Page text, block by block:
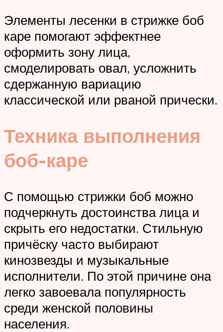
Элементы лесенки в стрижке боб
каре помогают эффектнее
оформить зону лица,
смоделировать овал, усложнить
сдержанную вариацию
классической или рваной прически.
Техника выполнения
боб-каре
С помощью стрижки боб можно
подчеркнуть достоинства лица и
скрыть его недостатки. Стильную
причёску часто выбирают
кинозвезды и музыкальные
исполнители. По этой причине она
легко завоевала популярность
среди женской половины
населения.